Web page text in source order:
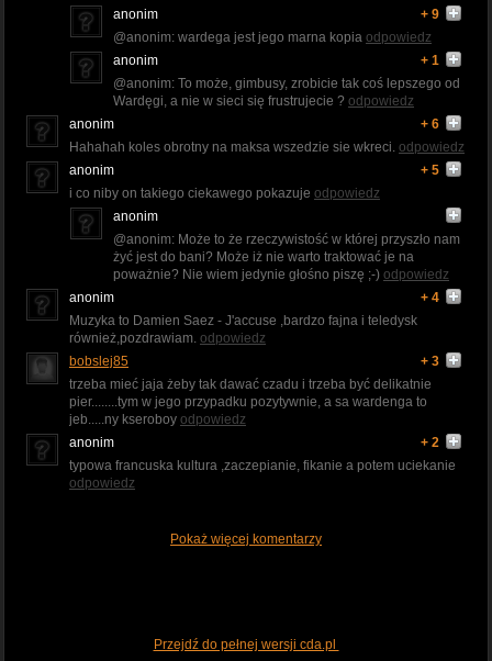
anonim
+ 9
@anonim: wardega jest jego marna kopia odpowiedz
anonim
+ 1
@anonim: To może, gimbusy, zrobicie tak coś lepszego od
Wardęgi, a nie w sieci się frustrujecie ? odpowiedz
anonim
+ 6
Hahahah koles obrotny na maksa wszedzie sie wkreci. odpowiedz
anonim
+ 5
i co niby on takiego ciekawego pokazuje odpowiedz
anonim
@anonim: Może to że rzeczywistość w której przyszło nam
żyć jest do bani? Może iż nie warto traktować je na
poważnie? Nie wiem jedynie głośno piszę ;-) odpowiedz
anonim
+ 4
Muzyka to Damien Saez - J'accuse ,bardzo fajna i teledysk
również,pozdrawiam. odpowiedz
bobslej85
+ 3
trzeba mieć jaja żeby tak dawać czadu i trzeba być delikatnie
pier........tym w jego przypadku pozytywnie, a sa wardenga to
jeb.....ny kseroboy odpowiedz
anonim
+ 2
typowa francuska kultura ,zaczepianie, fikanie a potem uciekanie
odpowiedz
Pokaż więcej komentarzy
Przejdź do pełnej wersji cda.pl